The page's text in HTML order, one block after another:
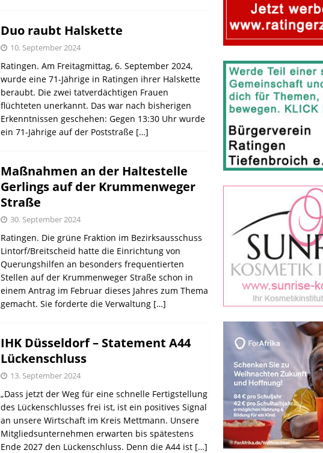
Duo raubt Halskette
10. September 2024
Ratingen. Am Freitagmittag, 6. September 2024,
wurde eine 71-Jährige in Ratingen ihrer Halskette
beraubt. Die zwei tatverdächtigen Frauen
flüchteten unerkannt. Das war nach bisherigen
Erkenntnissen geschehen: Gegen 13:30 Uhr wurde
ein 71-Jährige auf der Poststraße […]
Maßnahmen an der Haltestelle
Gerlings auf der Krummenweger
Straße
30. September 2024
Ratingen. Die grüne Fraktion im Bezirksausschuss
Lintorf/Breitscheid hatte die Einrichtung von
Querungshilfen an besonders frequentierten
Stellen auf der Krummenweger Straße schon in
einem Antrag im Februar dieses Jahres zum Thema
gemacht. Sie forderte die Verwaltung […]
IHK Düsseldorf – Statement A44
Lückenschluss
13. September 2024
„Dass jetzt der Weg für eine schnelle Fertigstellung
des Lückenschlusses frei ist, ist ein positives Signal
an unsere Wirtschaft im Kreis Mettmann. Unsere
Mitgliedsunternehmen erwarten bis spätestens
Ende 2027 den Lückenschluss. Denn die A44 ist […]